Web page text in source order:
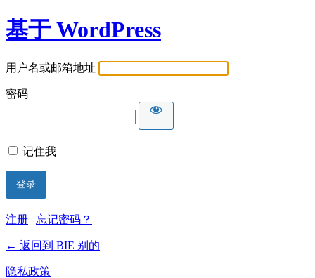
基于 WordPress
用户名或邮箱地址
密码
记住我
注册 | 忘记密码？
← 返回到 BIE 别的
隐私政策